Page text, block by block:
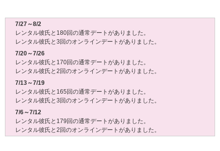
7/27～8/2
レンタル彼氏と180回の通常デートがありました。
レンタル彼氏と3回のオンラインデートがありました。
7/20～7/26
レンタル彼氏と170回の通常デートがありました。
レンタル彼氏と2回のオンラインデートがありました。
7/13～7/19
レンタル彼氏と165回の通常デートがありました。
レンタル彼氏と3回のオンラインデートがありました。
7/6～7/12
レンタル彼氏と179回の通常デートがありました。
レンタル彼氏と2回のオンラインデートがありました。